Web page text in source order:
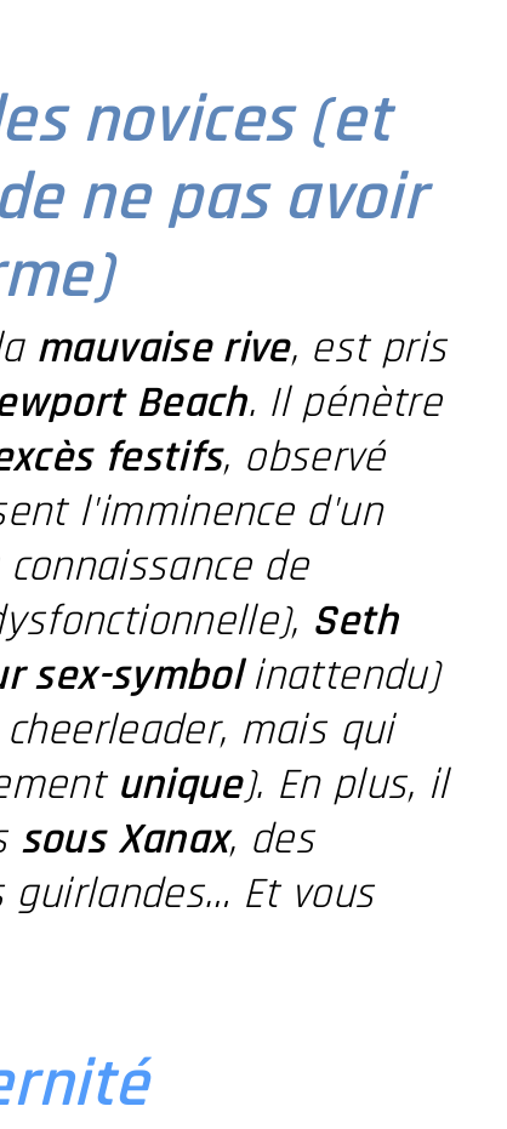
novices (et
ne pas avoir
mauvaise rive, est pris
Beach. Il pénètre
festifs, observé
l'imminence d'un
de
Seth
sex-symbolinattendu)
mais qui
unique). En plus, il
sous Xanax, des
Et vous